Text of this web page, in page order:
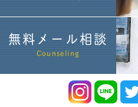
無料メール相談
Counseling